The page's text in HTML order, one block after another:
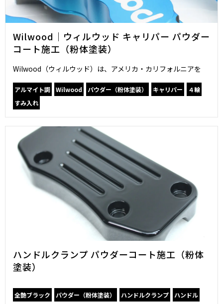
Wilwood｜ウィルウッド キャリパー パウダー
コート施工（粉体塗装）
Wilwood（ウィルウッド）は、アメリカ・カリフォルニアを
アルマイト調 Wilwood パウダー（粉体塗装） キャリパー
４輪
すみ入れ
ハンドルクランプ パウダーコート施工（粉体
塗装）
全艶ブラック パウダー（粉体塗装） ハンドルクランプ ハンドル